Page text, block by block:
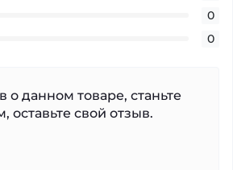
0
0
о данном товаре, станьте
оставьте свой отзыв.